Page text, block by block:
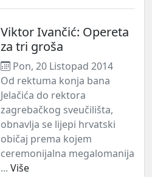
Viktor Ivančić: Opereta
za tri groša
Pon, 20 Listopad 2014
Od rektuma konja bana
Jelačića do rektora
zagrebačkog sveučilišta,
obnavlja se lijepi hrvatski
običaj prema kojem
ceremonijalna megalomanija
... Više